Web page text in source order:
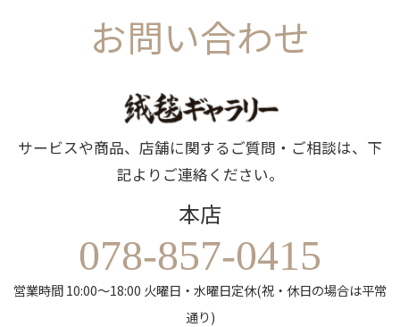
お問い合わせ
サービスや商品、店舗に関するご質問・ご相談は、下
記よりご連絡ください。
本店
078-857-0415
営業時間 10:00～18:00 火曜日・水曜日定休(祝・休日の場合は平常
通り)